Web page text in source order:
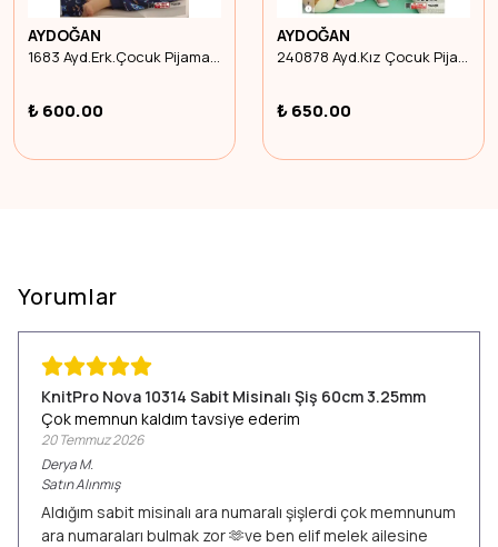
AYDOĞAN
1683 Ayd.Erk.Çocuk Pijama Takım Interlok U.Kol Beden 4
₺ 600.00
AYDOĞAN
240878 Ayd.Kız Çocuk Pijama Takım Termal U.Kol Beden 5
₺ 650.00
Yorumlar
KnitPro Nova 10314 Sabit Misinalı Şiş 60cm 3.25mm
Çok memnun kaldım tavsiye ederim
20 Temmuz 2026
DeryaM.
Satın Alınmış
Aldığım sabit misinalı ara numaralı şişlerdi çok memnunum
ara numaraları bulmak zor 🫶ve ben elif melek ailesine